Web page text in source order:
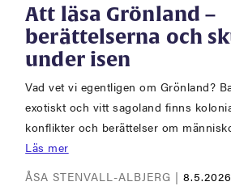
Att läsa Grönland –
berättelserna och
under isen
Vad vet vi egentligen om Grönland?
exotiskt och vitt sagoland finns
konflikter och berättelser om
Läs mer
ÅSA STENVALL-ALBJERG |8.5.2026